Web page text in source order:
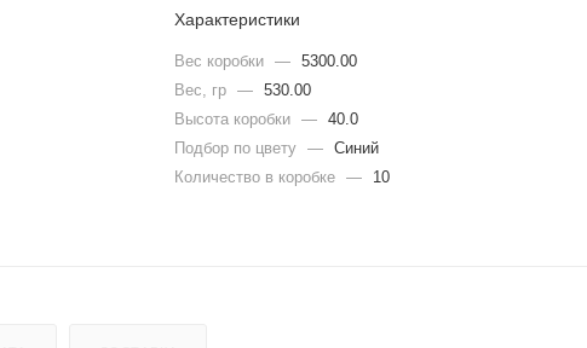
Характеристики
Вес коробки —
5300.00
Вес, гр
—
530.00
Высота коробки
—
40.0
Подбор по цвету
—
Синий
Количество в коробке
— 10